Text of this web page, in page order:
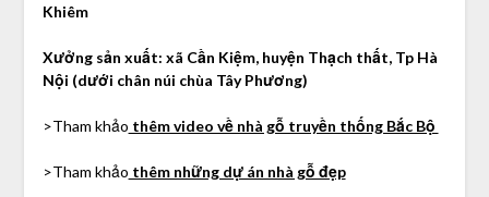
Khiêm
Xưởng sản xuất: xã Cần Kiệm, huyện Thạch thất, Tp Hà
Nội (dưới chân núi chùa Tây Phương)
>Tham khảo thêm video về nhà gỗ truyền thống Bắc Bộ
>Tham khảo thêm những dự án nhà gỗ đẹp